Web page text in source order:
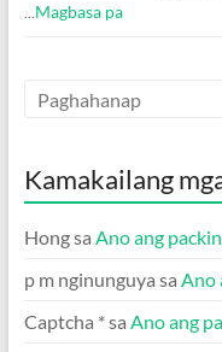
…Magbasa pa
Kamakailang
Hongsa Ano ang
p m nginunguya sa Ano
Captcha *sa Ano ang